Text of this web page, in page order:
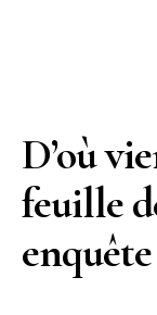
D’où
feuille